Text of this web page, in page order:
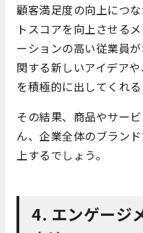
顧客満足度の向上につ
トスコアを向上させる
ーションの高い従業員
関する新しいアイデア
を積極的に出してくれる
その結果、商品やサー
ん、企業全体のブラン
上するでしょう。
4. エンゲージ